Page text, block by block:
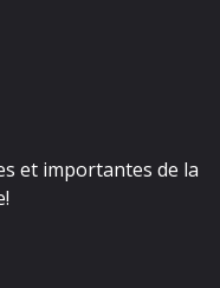
et importantes de la